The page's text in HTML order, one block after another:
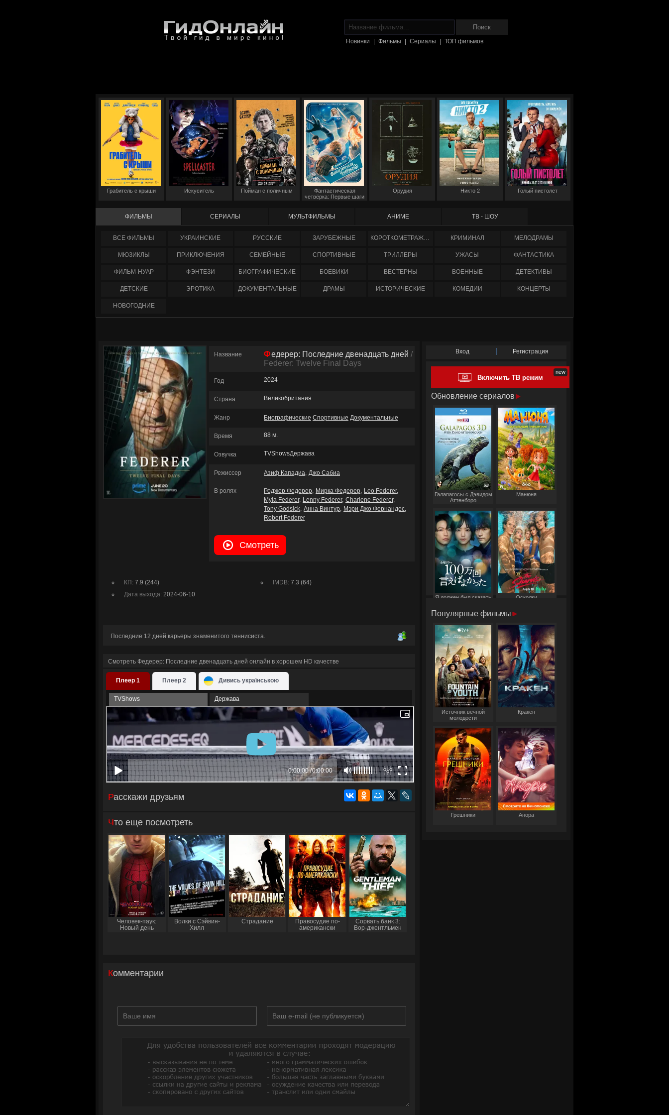
Новинки Фильмы Сериалы ТОП фильмов
Грабитель с крыши Искуситель Пойман с поличным
Фантастическая
четвёрка: Первые шаги
Орудия Никто 2 Голый пистолет
ФИЛЬМЫ СЕРИАЛЫ МУЛЬТФИЛЬМЫ АНИМЕ ТВ - ШОУ
ФИЛЬМЫ УКРАИНCКИЕ РУССКИЕ ЗАРУБЕЖНЫЕ КОРОТКОМЕТРАЖНЫЕ КРИМИНАЛ МЕЛОДРАМЫ
МЮЗИКЛЫ ПРИКЛЮЧЕНИЯ СЕМЕЙНЫЕ СПОРТИВНЫЕ ТРИЛЛЕРЫ УЖАСЫ ФАНТАСТИКА
ФИЛЬМ-НУАР ФЭНТЕЗИ БИОГРАФИЧЕСКИЕ БОЕВИКИ ВЕСТЕРНЫ ВОЕННЫЕ ДЕТЕКТИВЫ
ДЕТСКИЕ ЭРОТИКА ДОКУМЕНТАЛЬНЫЕ ДРАМЫ ИСТОРИЧЕСКИЕ КОМЕДИИ КОНЦЕРТЫ
НОВОГОДНИЕ
Название Федерер: Последние двенадцать дней /
Federer: Twelve Final Days
Год 2024
Страна Великобритания
Жанр Биографические Спортивные Документальные
Время 88 м.
Озвучка TVShowsДержава
Режиссер Азиф Кападиа Джо Сабиа
В ролях Роджер Федерер Мирка Федерер
Leo Federer
Myla Federer
Lenny Federer Charlene Federer
Tony Godsick Анна Винтур
Мэри Джо Фернандес
Robert Federer
Смотреть
КП: 7.9 (244) IMDB:7.3 (64)
Дата выхода: 2024-06-10
Последние 12 дней карьеры знаменитого теннисиста.
Смотреть Федерер: Последние двенадцать дней онлайн в хорошем HD качестве
Плеер 1 Плеер 2 Дивись українською
TVShows Держава
Расскажи друзьям
Что еще посмотреть
Человек-паук:
Новый день
Волки с Сэйвин-
Хилл
Страдание
Правосудие по-
американски
Сорвать банк 3:
Вор-джентльмен
Комментарии
Вход Регистрация
Включить ТВ режим
Обновление сериалов
Галапагосы с Дэвидом
Аттенборо
Манюня
Я должен был сказать
Осколки
Популярные фильмы
Источник вечной
молодости
Кракен
Грешники Анора